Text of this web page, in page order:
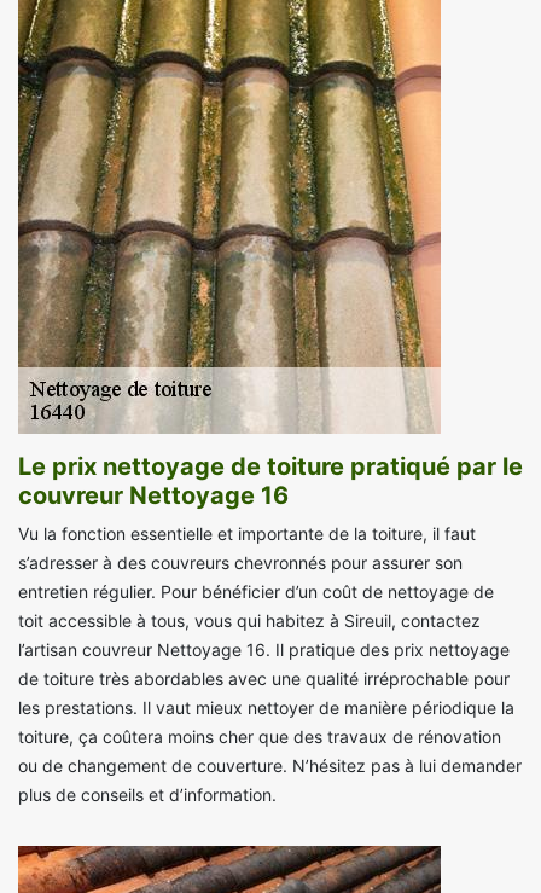
Le prix nettoyage de toiture pratiqué par le
couvreur Nettoyage 16
Vu la fonction essentielle et importante de la toiture, il faut
s’adresser à des couvreurs chevronnés pour assurer son
entretien régulier. Pour bénéficier d’un coût de nettoyage de
toit accessible à tous, vous qui habitez à Sireuil, contactez
l’artisan couvreur Nettoyage 16. Il pratique des prix nettoyage
de toiture très abordables avec une qualité irréprochable pour
les prestations. Il vaut mieux nettoyer de manière périodique la
toiture, ça coûtera moins cher que des travaux de rénovation
ou de changement de couverture. N’hésitez pas à lui demander
plus de conseils et d’information.